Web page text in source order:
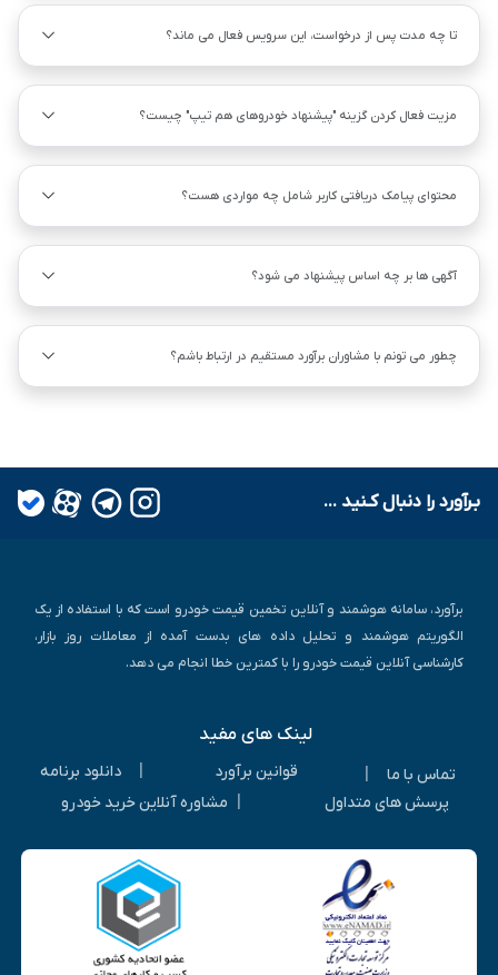
تا چه مدت پس از درخواست، این سرویس فعال می ماند؟
مزیت فعال کردن گزینه "پیشنهاد خودروهای هم ‌تیپ" چیست؟
محتوای پیامک دریافتی کاربر شامل چه مواردی هست؟
آگهی ها بر چه اساس پیشنهاد می شود؟
چطور می تونم با مشاوران برآورد مستقیم در ارتباط باشم؟
بـرآورد را دنبال کـنید ...
برآورد، سامانه هوشمند و آنلاین تخمین قیمت خودرو است که با استفاده از یک
الگوریتم هوشمند و تحلیل داده های بدست آمده از معاملات روز بازار،
کارشناسی آنلاین قیمت خودرو را با کمترین خطا انجام می دهد.
لینک های مفید
تماس با ما قوانین برآورد
دانلود برنامه
پرسش های متداول
مشاوره آنلاین خرید خودرو